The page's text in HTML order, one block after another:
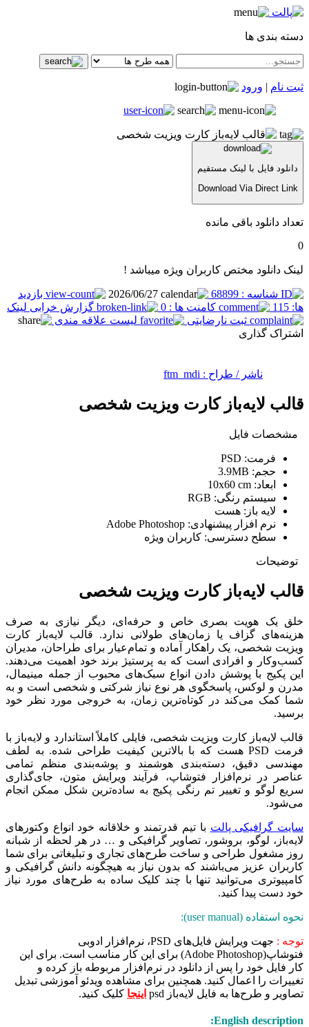
دسته بندی ها
ثبت نام | ورود
دانلود فایل با لینک مستقیم
Download Via Direct Link
تعداد دانلود باقی مانده
0
لینک دانلود مختص کاربران ویژه میباشد !
شناسه : 68899
بازدید
ها: 115
کامنت ها : 0
گزارش خرابی لینک
ثبت نارضایتی
لیست علاقه مندی
اشتراک گذاری
ناشر / طراح : ftm_mdi
قالب لایه‌باز کارت ویزیت شخصی
مشخصات فایل
فرمت:
حجم:
ابعاد:
سیستم رنگی:
لایه باز: هست
نرم افزار پیشنهادی:
سطح دسترسی: کاربران ویژه
توضیحات
قالب لایه‌باز کارت ویزیت شخصی
خلق یک هویت بصری خاص و حرفه‌ای، دیگر نیازی به صرف
هزینه‌های گزاف یا زمان‌های طولانی ندارد. قالب لایه‌باز کارت
ویزیت شخصی، یک راهکار آماده و تمام‌عیار برای طراحان، مدیران
کسب‌وکار و افرادی است که به پرستیژ برند خود اهمیت می‌دهند.
این پکیج با پوشش دادن انواع سبک‌های محبوب از جمله مینیمال،
مدرن و لوکس، پاسخگوی هر نوع نیاز شرکتی و شخصی است و به
شما کمک می‌کند در کوتاه‌ترین زمان، به خروجی مورد نظر خود
برسید.
قالب لایه‌باز کارت ویزیت شخصی، فایلی کاملاً استاندارد و لایه‌باز با
فرمت PSD هست که با بالاترین کیفیت طراحی شده‌. به لطف
مهندسی دقیق، دسته‌بندی هوشمند و پوشه‌بندی منظم تمامی
عناصر در نرم‌افزار فتوشاپ، فرآیند ویرایش متون، جای‌گذاری
سریع لوگو و تغییر تم رنگی پکیج به ساده‌ترین شکل ممکن انجام
می‌شود.
سایت گرافیکی پالت با تیم قدرتمند و خلاقانه خود انواع وکتورهای
لایه‌باز، لوگو، بروشور، تصاویر گرافیکی و … در هر لحظه از شبانه
روز مشغول طراحی و ساخت طرح‌های تجاری و تبلیغاتی برای شما
کاربران عزیز می‌باشند که بدون نیاز به هیچگونه دانش گرافیکی و
کامپیوتری می‌توانید تنها با چند کلیک ساده به طرح‌های مورد نیاز
خود دست پیدا کنید.
نحوه استفاده (user manual):
توجه :
جهت ویرایش فایل‌های PSD، نرم‌افزار ادوبی
فتوشاپ(Adobe Photoshop) برای این کار مناسب است. برای این
کار فایل خود را پس از دانلود در نرم‌افزار مربوطه باز کرده و
تغییرات را اعمال کنید. همچنین برای مشاهده ویدئو آموزشی تبدیل
تصاویر و طرح‌ها به فایل لایه‌باز psd
اینجا کلیک کنید.
English description: